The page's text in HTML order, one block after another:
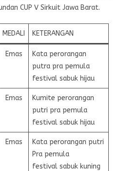
CUP V Sirkuit Jawa Barat.
MEDALI KETERANGAN
Emas
Kata perorangan
putra pra pemula
festival sabuk hijau
Emas
Kumite perorangan
putri pra pemula
festival sabuk hijau
Emas
Kata perorangan putri
Pra pemula
festival sabuk kuning